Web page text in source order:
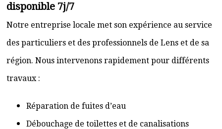
disponible 7j/7
Notre entreprise locale met son expérience au service
des particuliers et des professionnels de Lens et de sa
région. Nous intervenons rapidement pour différents
travaux :
Réparation de fuites d’eau
Débouchage de toilettes et de canalisations